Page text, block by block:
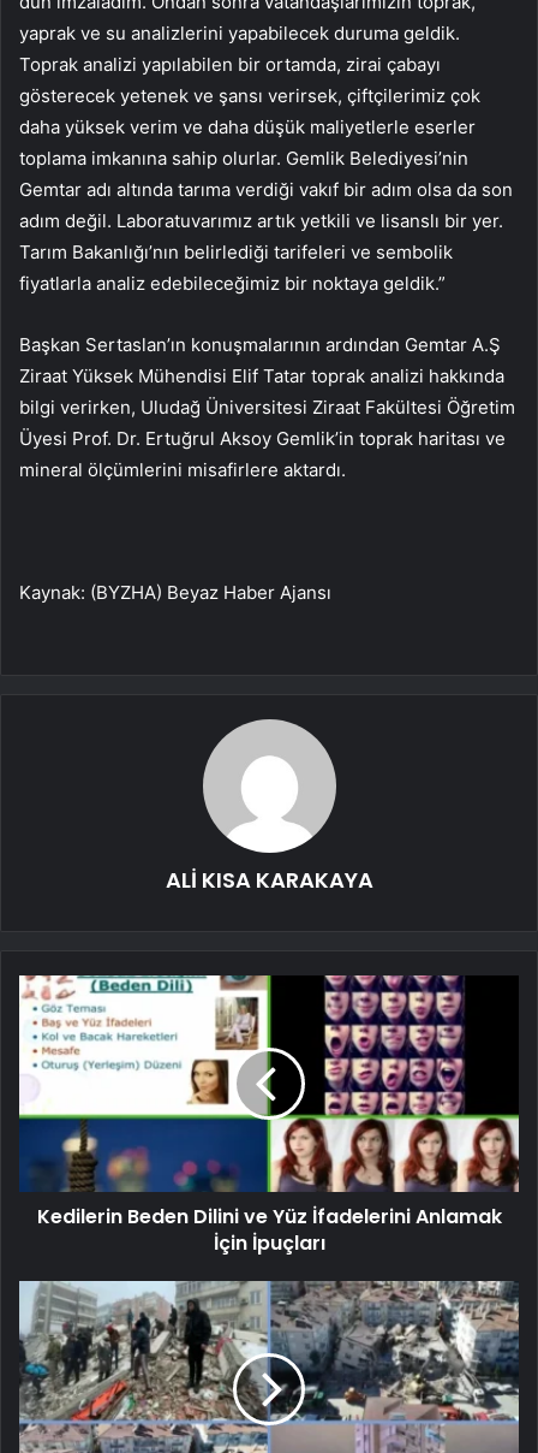
yaprak ve su analizlerini yapabilecek duruma geldik.
Toprak analizi yapılabilen bir ortamda, zirai çabayı
gösterecek yetenek ve şansı verirsek, çiftçilerimiz çok
daha yüksek verim ve daha düşük maliyetlerle eserler
toplama imkanına sahip olurlar. Gemlik Belediyesi’nin
Gemtar adı altında tarıma verdiği vakıf bir adım olsa da son
adım değil. Laboratuvarımız artık yetkili ve lisanslı bir yer.
Tarım Bakanlığı’nın belirlediği tarifeleri ve sembolik
fiyatlarla analiz edebileceğimiz bir noktaya geldik.”
Başkan Sertaslan’ın konuşmalarının ardından Gemtar A.Ş
Ziraat Yüksek Mühendisi Elif Tatar toprak analizi hakkında
bilgi verirken, Uludağ Üniversitesi Ziraat Fakültesi Öğretim
Üyesi Prof. Dr. Ertuğrul Aksoy Gemlik’in toprak haritası ve
mineral ölçümlerini misafirlere aktardı.
Kaynak: (BYZHA) Beyaz Haber Ajansı
ALİ KISA KARAKAYA
Kedilerin Beden Dilini ve Yüz İfadelerini Anlamak
İçin İpuçları